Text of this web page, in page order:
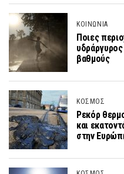
ΚΟΙΝΩΝΙΑ
Ποιες
βαθμούς
ΚΟΣΜΟΣ
Ρεκόρ
και
στην